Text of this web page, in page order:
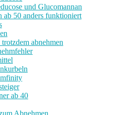
und Glucomannan
ab 50 anders funktioniert
abnehmen
ab 40
Abnehmen